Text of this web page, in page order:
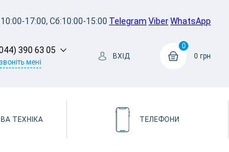
17:00, Сб:10:00-15:00 Telegram ViberWhatsApp
390 63 05
мені
ВХІД
0
0 грн
ТЕХНІКА ТЕЛЕФОНИ